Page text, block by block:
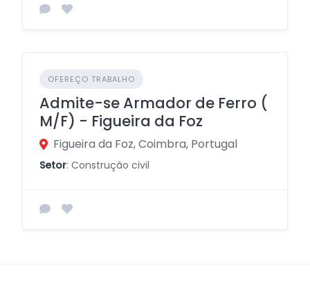
OFEREÇO TRABALHO
Admite-se Armador de Ferro (
M/F) - Figueira da Foz
Figueira da Foz, Coimbra, Portugal
Setor: Construção civil